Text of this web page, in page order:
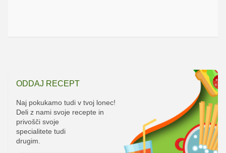
ODDAJ RECEPT
Naj pokukamo tudi v tvoj lonec!
Deli z nami svoje recepte in
privošči svoje
specialitete tudi
drugim.